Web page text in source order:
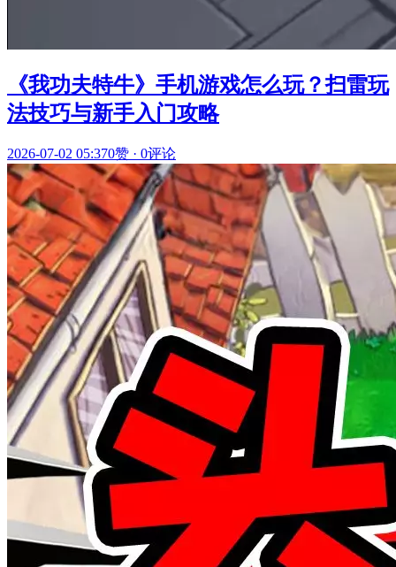
《我功夫特牛》手机游戏怎么玩？扫雷玩
法技巧与新手入门攻略
2026-07-02 05:370赞 · 0评论